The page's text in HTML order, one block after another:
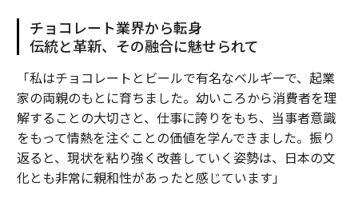
チョコレート業界から転身
伝統と革新、その融合に魅せられて
「私はチョコレートとビールで有名なベルギーで、起業
家の両親のもとに育ちました。幼いころから消費者を理
解することの大切さと、仕事に誇りをもち、当事者意識
をもって情熱を注ぐことの価値を学んできました。振り
返ると、現状を粘り強く改善していく姿勢は、日本の文
化とも非常に親和性があったと感じています」